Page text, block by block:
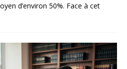
d’environ 50%. Face à cet